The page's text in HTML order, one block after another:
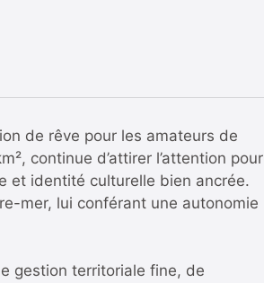
de rêve pour les amateurs de
continue d’attirer l’attention pour
et identité culturelle bien ancrée.
mer, lui conférant une autonomie
gestion territoriale fine, de